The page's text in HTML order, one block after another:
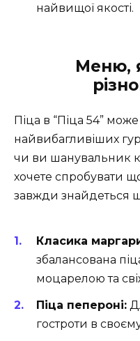
найвищої якості.
Меню,
Піца в “Піца 54”
найвибагливіших
чи ви шанувальник
хочете спробувати
завжди знайдеться
Класика
збалансована
моцарелою та
Піца пепероні:
гостроти в